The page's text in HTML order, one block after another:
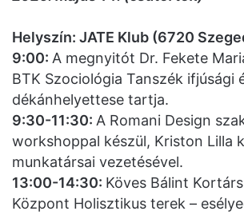
Helyszín: JATE Klub (6720
9:00: A megnyitót Dr. Fekete
BTK Szociológia Tanszék ifjúsági
dékánhelyettese tartja.
9:30-11:30: A Romani Design
workshoppal készül, Kriston Lilla
munkatársai vezetésével.
13:00-14:30: Köves Bálint
Központ Holisztikus terek –